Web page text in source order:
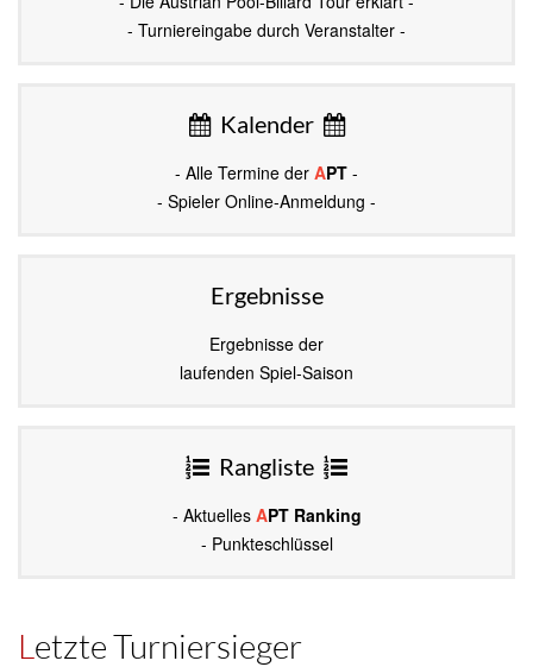
- Turniereingabe durch Veranstalter -
Kalender
- Alle Termine der APT -
- Spieler Online-Anmeldung -
Ergebnisse
Ergebnisse der
laufenden Spiel-Saison
Rangliste
- Aktuelles APT Ranking
- Punkteschlüssel
Letzte Turniersieger